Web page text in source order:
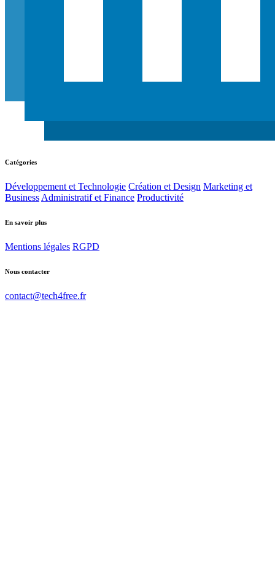
Catégories
Développement et Technologie Création et Design Marketing et
Business Administratif et Finance Productivité
En savoir plus
Mentions légales RGPD
Nous contacter
contact@tech4free.fr